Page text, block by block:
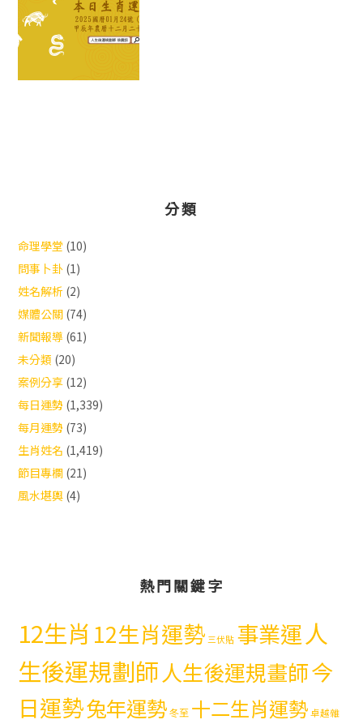
分類
命理學堂 (10)
問事卜卦 (1)
姓名解析 (2)
媒體公關 (74)
新聞報導 (61)
未分類 (20)
案例分享 (12)
每日運勢 (1,339)
每月運勢 (73)
生肖姓名 (1,419)
節目專欄 (21)
風水堪輿 (4)
熱門關鍵字
12生肖 12生肖運勢 三伏貼 事業運人
生後運規劃師 人生後運規畫師今
日運勢兔年運勢冬至 十二生肖運勢 卓越雜